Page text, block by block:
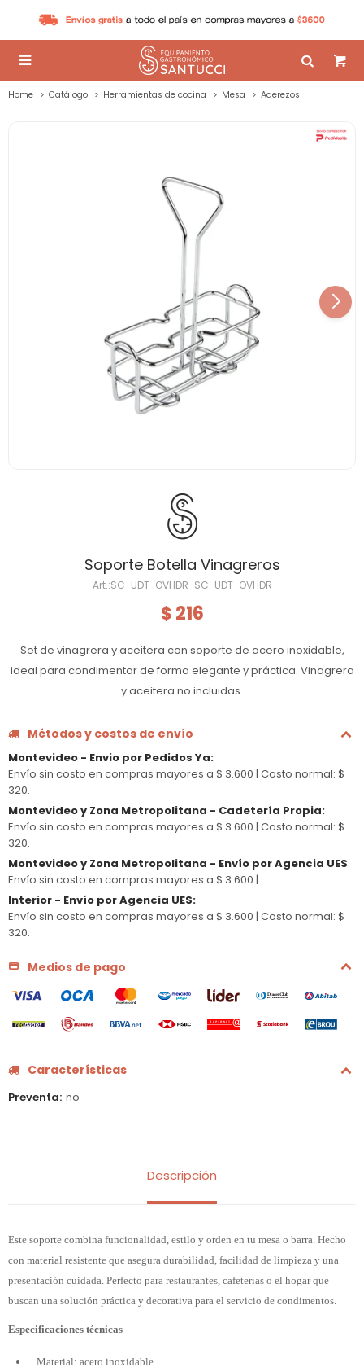

Home Catálogo Herramientas de cocina Mesa Aderezos
Soporte Botella Vinagreros
SC-UDT-OVHDR-SC-UDT-OVHDR
$ 216
Set de vinagrera y aceitera con soporte de acero inoxidable,
ideal para condimentar de forma elegante y práctica. Vinagrera
y aceitera no incluidas.
Métodos y costos de envío
Montevideo - Envio por Pedidos Ya:
Envío sin costo en compras mayores a $ 3.600 | Costo normal: $
320.
Montevideo y Zona Metropolitana - Cadetería Propia:
Envío sin costo en compras mayores a $ 3.600 | Costo normal: $
320.
Montevideo y Zona Metropolitana - Envío por Agencia UES
Envío sin costo en compras mayores a $ 3.600 |
Interior - Envío por Agencia UES:
Envío sin costo en compras mayores a $ 3.600 | Costo normal: $
320.
Medios de pago
Características
Preventa no
Descripción
Este soporte combina funcionalidad, estilo y orden en tu mesa o barra. Hecho
con material resistente que asegura durabilidad, facilidad de limpieza y una
presentación cuidada. Perfecto para restaurantes, cafeterías o el hogar que
buscan una solución práctica y decorativa para el servicio de condimentos.
Especificaciones técnicas
Material: acero inoxidable